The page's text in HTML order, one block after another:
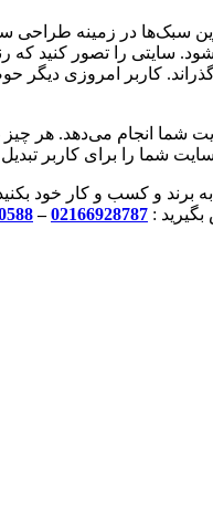
سبک‌ها در زمینه طراحی
را تصور کنید که
کاربر امروزی دیگر
شما انجام می‌دهد. هر
شما را برای کاربر
برند و کسب و کار خود
بگیرید : 02166928787
–